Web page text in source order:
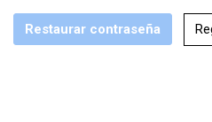
Restaurar contraseña